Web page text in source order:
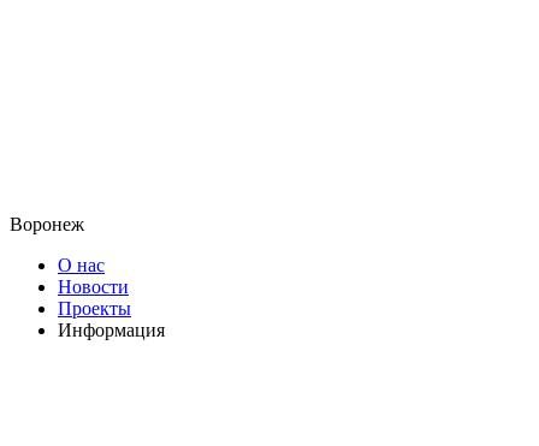
Воронеж
О нас
Новости
Проекты
Информация